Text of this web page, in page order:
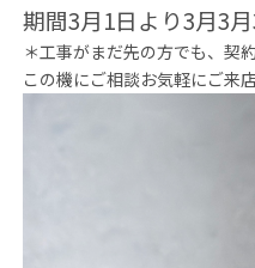
期間3月1日より3月3
＊工事がまだ先の方でも、契
この機にご相談お気軽にご来